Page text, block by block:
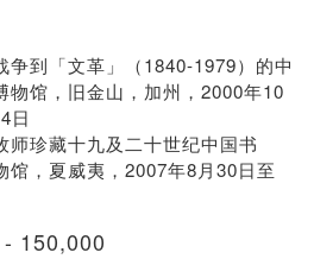
争到「文革」（1840-1979）的中
物馆，旧金山，加州，2000年10
日
师珍藏十九及二十世纪中国书
馆，夏威夷，2007年8月30日至
150,000